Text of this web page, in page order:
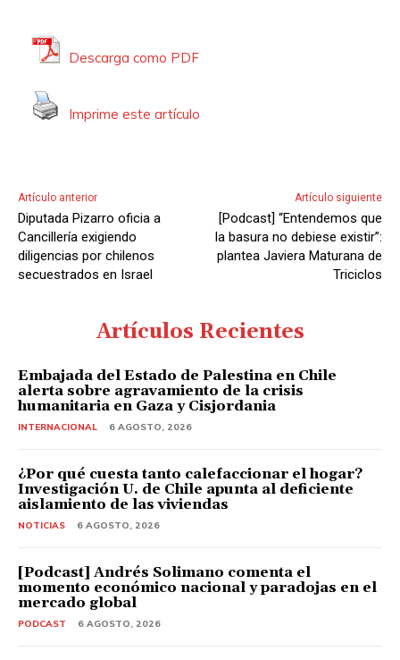
Descarga como PDF
Imprime este artículo
Artículo anterior
Diputada Pizarro oficia a
Cancillería exigiendo
diligencias por chilenos
secuestrados en Israel
Artículo siguiente
[Podcast] “Entendemos que
la basura no debiese existir”:
plantea Javiera Maturana de
Triciclos
Artículos Recientes
Embajada del Estado de Palestina en Chile
alerta sobre agravamiento de la crisis
humanitaria en Gaza y Cisjordania
INTERNACIONAL 6 AGOSTO, 2026
¿Por qué cuesta tanto calefaccionar el hogar?
Investigación U. de Chile apunta al deficiente
aislamiento de las viviendas
NOTICIAS 6 AGOSTO, 2026
[Podcast] Andrés Solimano comenta el
momento económico nacional y paradojas en el
mercado global
PODCAST 6 AGOSTO, 2026